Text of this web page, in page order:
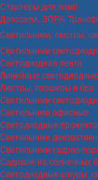
Стартеры для ламп
Дроссели, ЭПРА,
Светильники, люстры,
Светильники
Светодиодная лента
Линейные светодиодные
Люстры, торшеры и бра
Светильники
Светильники офисные
Светодиодные
Светильники
Светильники садово-
Садовые на солнечных
Светодиодные шнуры,